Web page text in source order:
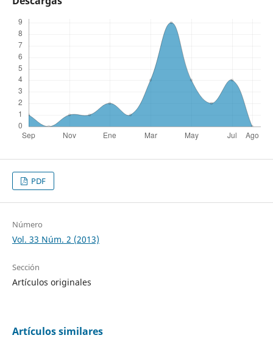
PDF
Número
Vol. 33 Núm. 2 (2013)
Sección
Artículos originales
Artículos similares